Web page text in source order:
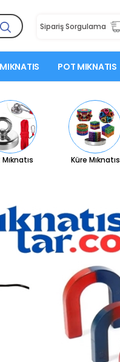
Sipariş Sorgulama
POT MIKNATIS
Küre Mıknatıs